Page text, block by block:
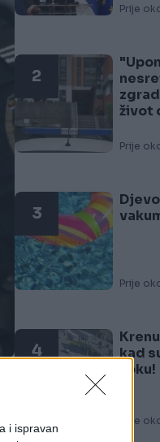
i ispravan
Prije
2
život
Prije
3
Prije
4
kad
šoku!
Prije